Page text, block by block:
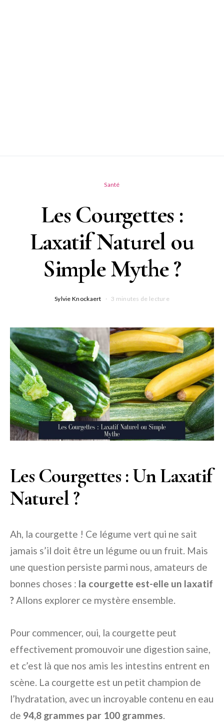
Santé
Les Courgettes :
Laxatif Naturel ou
Simple Mythe ?
Sylvie Knockaert 3 minutes de lecture
Les Courgettes : Un Laxatif
Naturel ?
Ah, la courgette ! Ce légume vert qui ne sait
jamais s’il doit être un légume ou un fruit. Mais
une question persiste parmi nous, amateurs de
bonnes choses : la courgette est-elle un laxatif
?Allons explorer ce mystère ensemble.
Pour commencer, oui, la courgette peut
effectivement promouvoir une digestion saine,
et c’est là que nos amis les intestins entrent en
scène. La courgette est un petit champion de
l’hydratation, avec un incroyable contenu en eau
de 94,8 grammes par 100 grammes.